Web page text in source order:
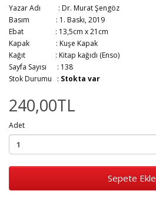
Yazar Adı : Dr. Murat Şengöz
Basım : 1. Baskı, 2019
Ebat : 13,5cm x 21cm
Kapak : Kuşe Kapak
Kağıt : Kitap kağıdı (Enso)
Sayfa Sayısı : 138
Stok Durumu : Stokta var
240,00TL
Adet
Sepete Ekle